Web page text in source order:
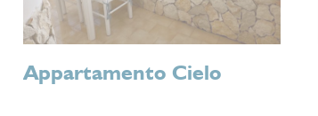
Appartamento Cielo